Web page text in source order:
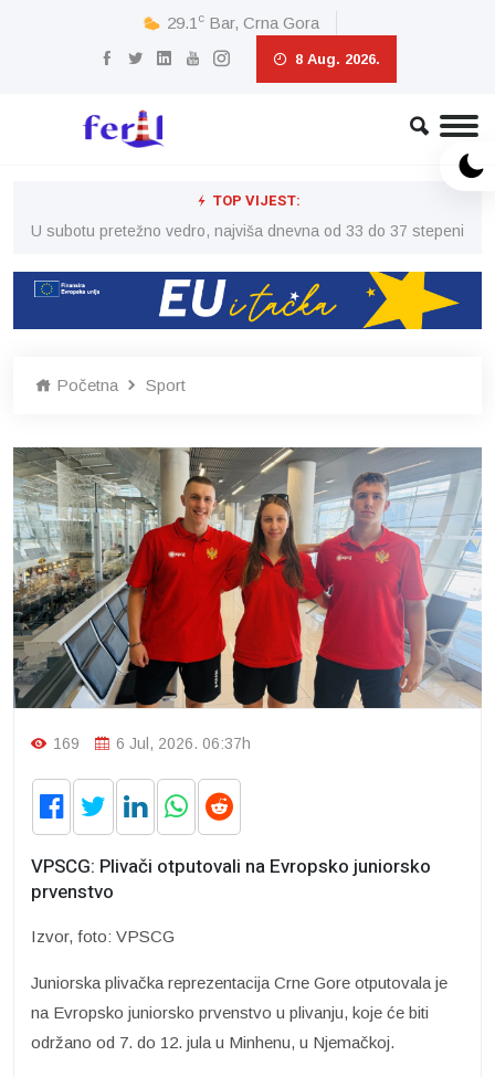
29.1 c Bar, Crna Gora
8 Aug. 2026.
TOP VIJEST:
U subotu pretežno vedro, najviša dnevna od 33 do 37 stepeni
Početna Sport
169 6 Jul, 2026. 06:37h
VPSCG: Plivači otputovali na Evropsko juniorsko
prvenstvo
Izvor, foto: VPSCG
Juniorska plivačka reprezentacija Crne Gore otputovala je
na Evropsko juniorsko prvenstvo u plivanju, koje će biti
održano od 7. do 12. jula u Minhenu, u Njemačkoj.